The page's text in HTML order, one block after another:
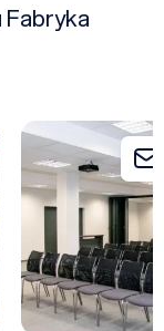
Regionalne